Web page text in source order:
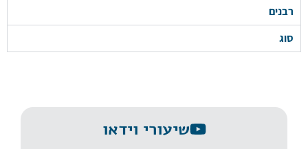
רבנים
סוג
שיעורי וידאו